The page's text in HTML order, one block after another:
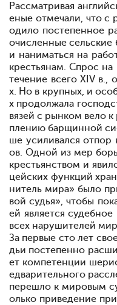
Рассматривая
еные отмечали, что с
одило постепенное
очисленные
и наниматься на
крестьянам. Спрос
течение всего XIV в.,
х. Но в крупных, и
х продолжала
вязей с рынком вело
плению барщинной
ше усиливался отпор
ов. Одной из мер
крестьянством и
цейских функций
нитель мира» было
вой судья», чтобы
ей является
всех нарушителей
За первые сто лет
дьи постепенно
ет компетенции
едварительного
перешло к мировым
олько приведение